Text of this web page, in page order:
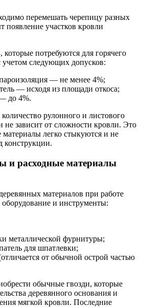
перемешать черепицу разных
появление участков кровли
которые потребуются для горячего
учетом следующих допусков:
— не менее 4%;
— исходя из площади откоса;
до 4%.
рулонного и листового
не зависит от сложности кровли. Это
материалы легко стыкуются и не
конструкции.
и расходные материалы
материалов при работе
и инструменты:
металлической фурнитуры;
для шпатлевки;
от обычной острой частью
обычные гвозди, которые
деревянного основания и
мягкой кровли. Последние